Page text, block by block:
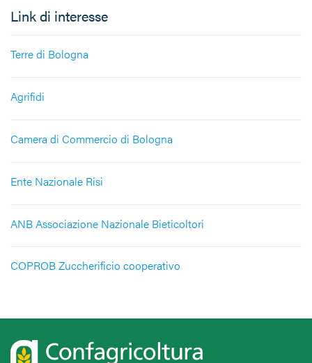
Link di interesse
Terre di Bologna
Agrifidi
Camera di Commercio di Bologna
Ente Nazionale Risi
ANB Associazione Nazionale Bieticoltori
COPROB Zuccherificio cooperativo